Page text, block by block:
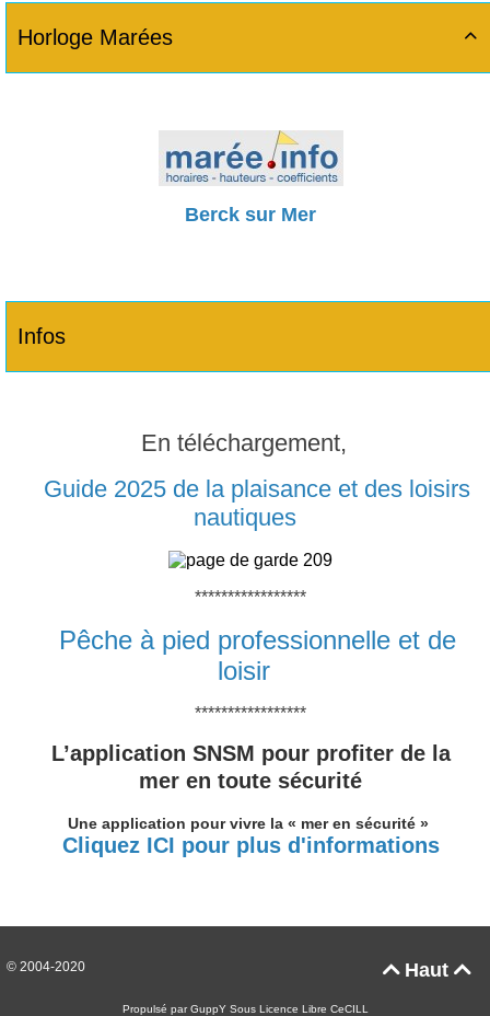

Horloge Marées
Berck sur Mer
Infos
En téléchargement,
Guide 2025 de la plaisance et des loisirs
nautiques
*****************
Pêche à pied professionnelle et de
loisir
*****************
L’application SNSM pour profiter de la
mer en toute sécurité
Une application pour vivre la « mer en sécurité »
Cliquez ICI pour plus d'informations
Haut 
© 2004-2020
Propulsé par GuppY Sous Licence Libre CeCILL